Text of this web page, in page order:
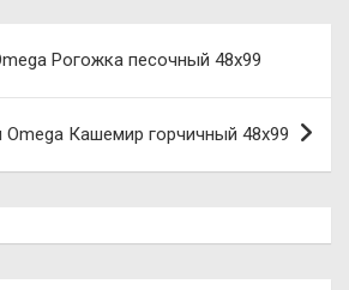
Рогожка песочный 48х99
Кашемир горчичный 48х99